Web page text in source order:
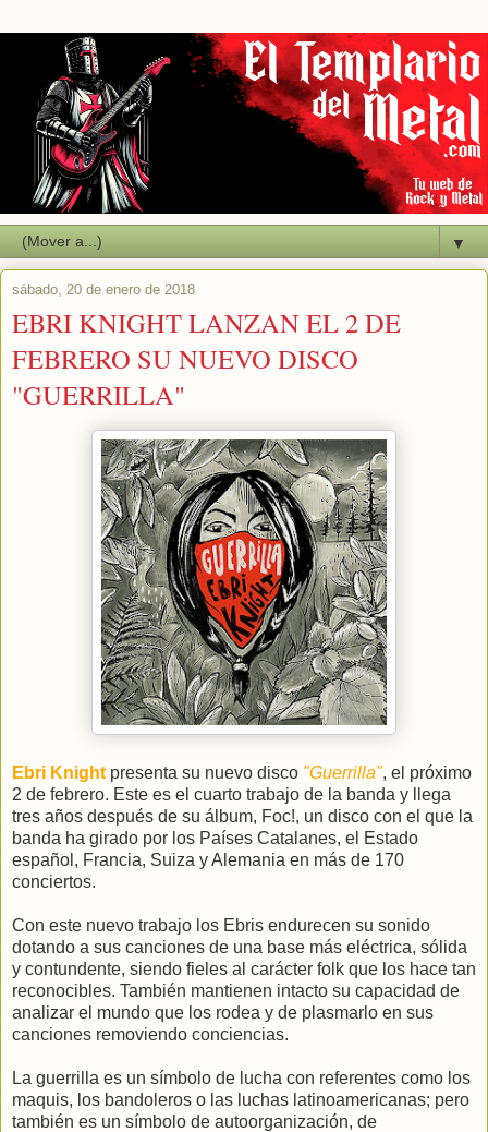
▼
sábado, 20 de enero de 2018
EBRI KNIGHT LANZAN EL 2 DE
FEBRERO SU NUEVO DISCO
"GUERRILLA"
Ebri Knight presenta su nuevo disco "Guerrilla", el próximo
2 de febrero. Este es el cuarto trabajo de la banda y llega
tres años después de su álbum, Foc!, un disco con el que la
banda ha girado por los Países Catalanes, el Estado
español, Francia, Suiza y Alemania en más de 170
conciertos.
Con este nuevo trabajo los Ebris endurecen su sonido
dotando a sus canciones de una base más eléctrica, sólida
y contundente, siendo fieles al carácter folk que los hace tan
reconocibles. También mantienen intacto su capacidad de
analizar el mundo que los rodea y de plasmarlo en sus
canciones removiendo conciencias.
La guerrilla es un símbolo de lucha con referentes como los
maquis, los bandoleros o las luchas latinoamericanas; pero
también es un símbolo de autoorganización, de